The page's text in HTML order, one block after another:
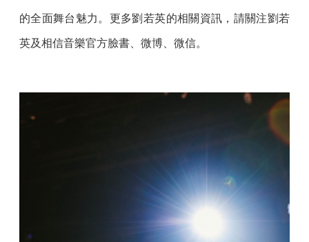
的全面舞台魅力。更多劉若英的相關資訊，請關注劉若
英及相信音樂官方臉書、微博、微信。